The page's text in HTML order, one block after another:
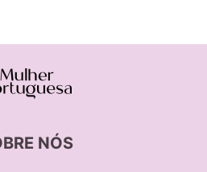
NÓS